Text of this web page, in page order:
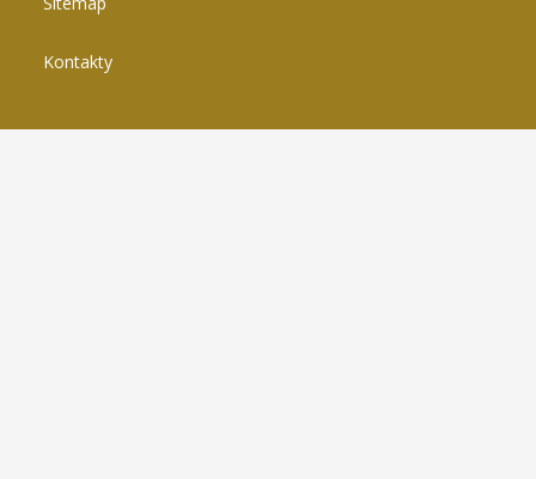
Kontakty